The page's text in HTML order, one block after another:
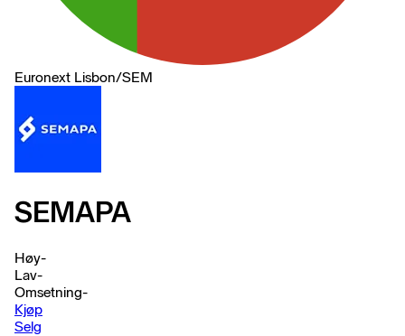
Euronext Lisbon/SEM
SEMAPA
Høy-
Lav-
Omsetning-
Kjøp
Selg